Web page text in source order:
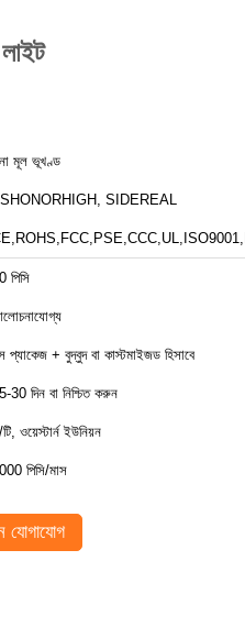
মূল ভূখণ্ড
SIDEREAL
পিসি
প্যাকেজ + বুদ্বুদ বা কাস্টমাইজড হিসাবে
30 দিন বা নিশ্চিত করুন
টি, ওয়েস্টার্ন ইউনিয়ন
পিসি/মাস
যোগাযোগ